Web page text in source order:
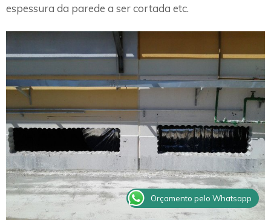
espessura da parede a ser cortada etc.
Orçamento pelo Whatsapp